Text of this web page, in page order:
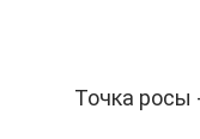
Точка росы